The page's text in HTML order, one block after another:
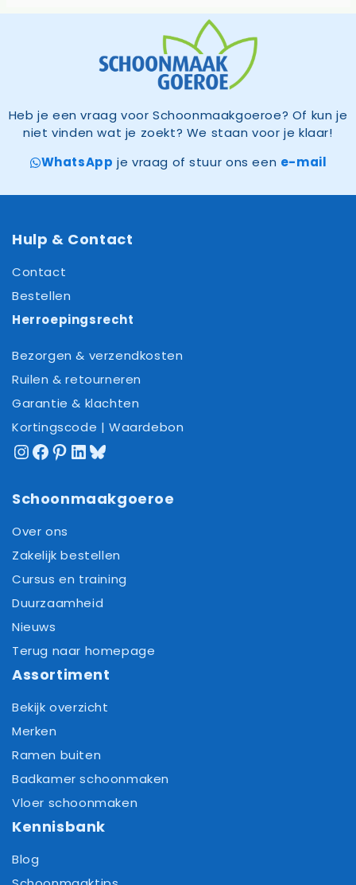
Heb je een vraag voor Schoonmaakgoeroe? Of kun je
niet vinden wat je zoekt? We staan voor je klaar!
WhatsApp je vraag of stuur ons een e-mail
Hulp & Contact
Contact
Bestellen
Herroepingsrecht
Bezorgen & verzendkosten
Ruilen & retourneren
Garantie & klachten
Kortingscode | Waardebon
Instagram
Facebook
Pinterest
LinkedIn
Bluesky
Schoonmaakgoeroe
Over ons
Zakelijk bestellen
Cursus en training
Duurzaamheid
Nieuws
Terug naar homepage
Assortiment
Bekijk overzicht
Merken
Ramen buiten
Badkamer schoonmaken
Vloer schoonmaken
Kennisbank
Blog